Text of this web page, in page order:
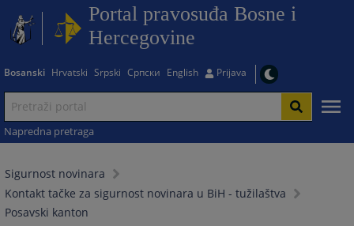
Portal pravosuđa Bosne i
Hercegovine
Bosanski Hrvatski Srpski Српски English Prijava
Napredna pretraga
Sigurnost novinara
Kontakt tačke za sigurnost novinara u BiH - tužilaštva
Posavski kanton